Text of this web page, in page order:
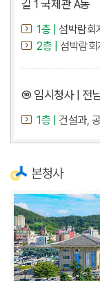
길 1 국제관 A동
1층 |
섬박람회
2층 |
섬박람회
⑩ 임시청사 | 전
1층 | 건설과,
본청사